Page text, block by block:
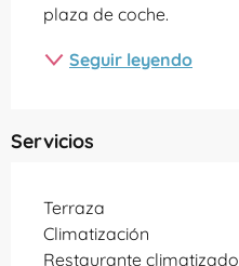
plaza de coche.
Seguir leyendo
Servicios
Terraza
Climatización
Restaurante climatizado